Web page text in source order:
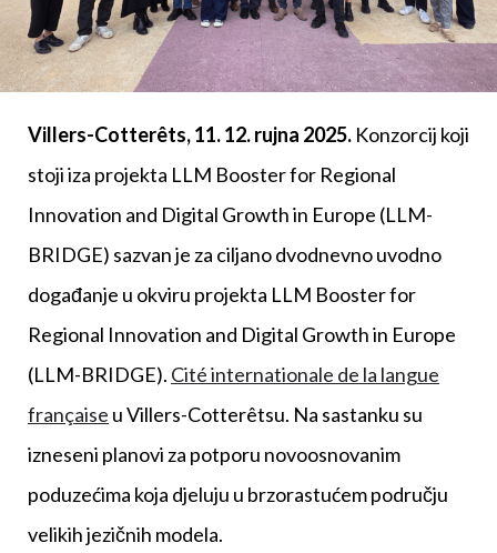
Villers-Cotterêts, 11. 12. rujna 2025. Konzorcij koji
stoji iza projekta LLM Booster for Regional
Innovation and Digital Growth in Europe (LLM-
BRIDGE) sazvan je za ciljano dvodnevno uvodno
događanje u okviru projekta LLM Booster for
Regional Innovation and Digital Growth in Europe
(LLM-BRIDGE). Cité internationale de la langue
française u Villers-Cotterêtsu. Na sastanku su
izneseni planovi za potporu novoosnovanim
poduzećima koja djeluju u brzorastućem području
velikih jezičnih modela.